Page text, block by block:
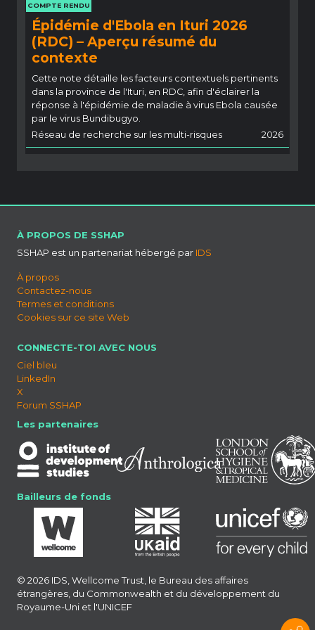
COMPTE RENDU
Épidémie d'Ebola en Ituri 2026
(RDC) – Aperçu résumé du
contexte
Cette note détaille les facteurs contextuels pertinents
dans la province de l'Ituri, en RDC, afin d'éclairer la
réponse à l'épidémie de maladie à virus Ebola causée
par le virus Bundibugyo.
Réseau de recherche sur les multi-risques
2026
À PROPOS DE SSHAP
SSHAP est un partenariat hébergé par IDS
À propos
Contactez-nous
Termes et conditions
Cookies sur ce site Web
CONNECTE-TOI AVEC NOUS
Ciel bleu
LinkedIn
X
Forum SSHAP
Les partenaires
Bailleurs de fonds
© 2026 IDS, Wellcome Trust, le Bureau des affaires
étrangères, du Commonwealth et du développement du
Royaume-Uni et l'UNICEF